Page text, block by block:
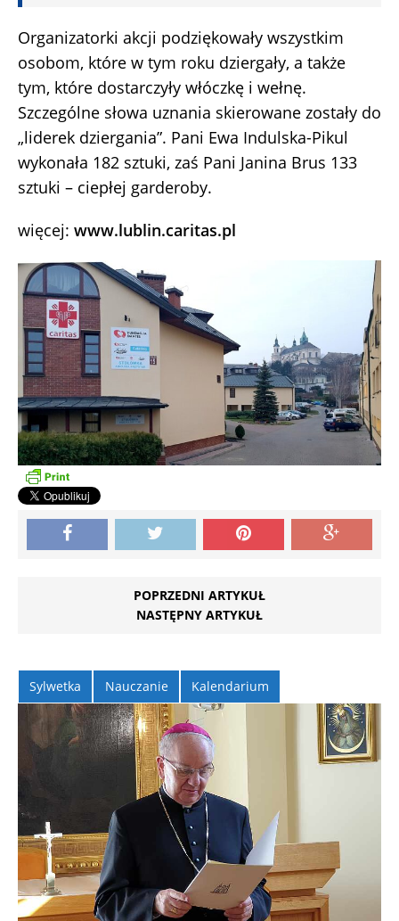
Organizatorki akcji podziękowały wszystkim
osobom, które w tym roku dziergały, a także
tym, które dostarczyły włóczkę i wełnę.
Szczególne słowa uznania skierowane zostały do
„liderek dziergania”. Pani Ewa Indulska-Pikul
wykonała 182 sztuki, zaś Pani Janina Brus 133
sztuki – ciepłej garderoby.
więcej: www.lublin.caritas.pl
POPRZEDNI ARTYKUŁ
NASTĘPNY ARTYKUŁ
Sylwetka Nauczanie Kalendarium